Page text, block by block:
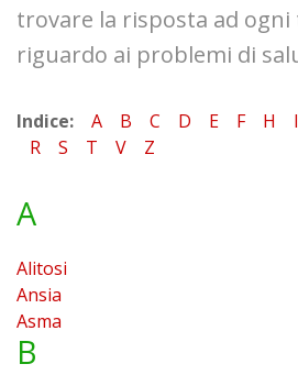
trovare la risposta ad
riguardo ai problemi di
Indice: A B C D E F H I
R
S T V Z
A
Alitosi
Ansia
Asma
B